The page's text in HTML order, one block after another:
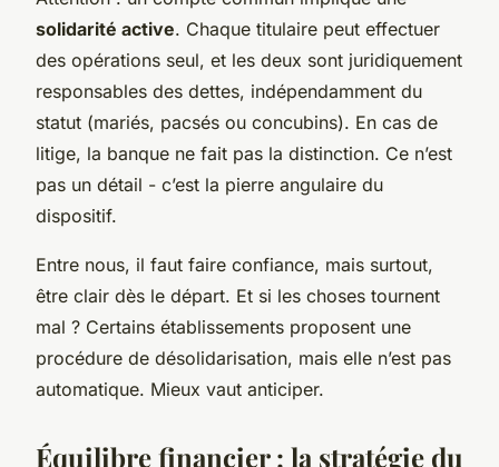
solidarité active. Chaque titulaire peut effectuer
des opérations seul, et les deux sont juridiquement
responsables des dettes, indépendamment du
statut (mariés, pacsés ou concubins). En cas de
litige, la banque ne fait pas la distinction. Ce n’est
pas un détail - c’est la pierre angulaire du
dispositif.
Entre nous, il faut faire confiance, mais surtout,
être clair dès le départ. Et si les choses tournent
mal ? Certains établissements proposent une
procédure de désolidarisation, mais elle n’est pas
automatique. Mieux vaut anticiper.
Équilibre financier : la stratégie du